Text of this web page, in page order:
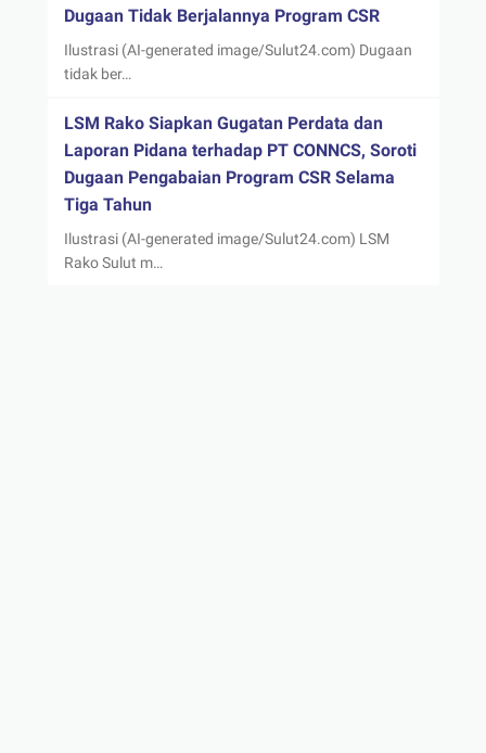
Dugaan Tidak Berjalannya Program CSR
Ilustrasi (AI-generated image/Sulut24.com) Dugaan
tidak ber…
LSM Rako Siapkan Gugatan Perdata dan
Laporan Pidana terhadap PT CONNCS, Soroti
Dugaan Pengabaian Program CSR Selama
Tiga Tahun
Ilustrasi (AI-generated image/Sulut24.com) LSM
Rako Sulut m…